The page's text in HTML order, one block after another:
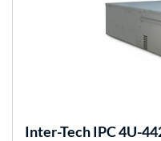
Inter-TechIPC 4U-